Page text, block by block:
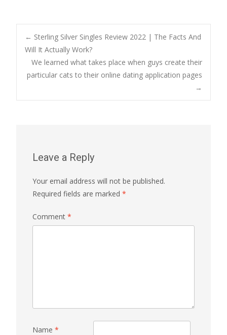
Post
navigation
← Sterling Silver Singles Review 2022 | The Facts And
Will It Actually Work?
We learned what takes place when guys create their
particular cats to their online dating application pages
→
Leave a Reply
Your email address will not be published.
Required fields are marked *
Comment *
Name *